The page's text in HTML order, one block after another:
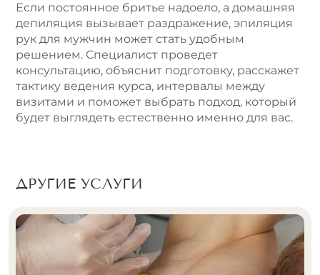
Если постоянное бритье надоело, а домашняя
депиляция вызывает раздражение, эпиляция
рук для мужчин может стать удобным
решением. Специалист проведет
консультацию, объяснит подготовку, расскажет
тактику ведения курса, интервалы между
визитами и поможет выбрать подход, который
будет выглядеть естественно именно для вас.
ДРУГИЕ УСЛУГИ